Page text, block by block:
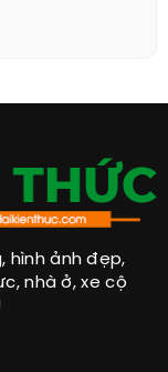
hình ảnh đẹp,
nhà ở, xe cộ